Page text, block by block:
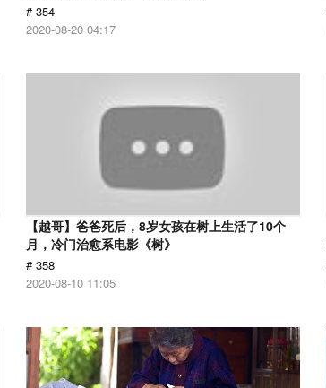
# 354
2020-08-20 04:17
【越哥】爸爸死后，8岁女孩在树上生活了10个
月，冷门治愈系电影《树》
# 358
2020-08-10 11:05